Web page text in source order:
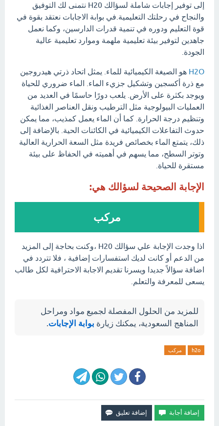
إلى توفير إجابات شاملة لسؤالك H20 نتمنى لك التوفيق
والنجاح في رحلتك التعليمية.في بوابة الاجابات نعتقد بقوة في
قوة التعليم ودوره في تنمية قدرات الدارسين، وكما نعمل
جاهدين لتوفير بيئة تعليمية ملهمة وموارد تعليمية عالية
الجودة.
H2O هو الصيغة الكيميائية للماء. يمثل اتحاد ذرتي هيدروجين
مع ذرة أكسجين وتشكيل جزيء الماء. الماء ضروري للحياة
ويوجد بكثرة على الأرض. يلعب دورًا حاسمًا في العديد من
العمليات البيولوجية مثل الترطيب ونقل العناصر الغذائية
وتنظيم درجة الحرارة. كما أن الماء يعمل كمذيب، مما يمكن
حدوث التفاعلات الكيميائية في الكائنات الحية. بالإضافة إلى
ذلك، يتمتع الماء بخصائص فريدة مثل السعة الحرارية العالية
وتوتر السطح، مما يسهم في أهميته في الحفاظ على بيئة
مستقرة للحياة.
الإجابة الصحيحة لسؤالك هي:
مركب
اذا وجدت الإجابة علي سؤالك H20 ،وكنت بحاجة إلى المزيد
من الدعم أو كانت لديك استفسارات إضافية ، فلا تتردد في
اضافة سؤالاً جديدا ويسرنا تقديم الاجابة الاحترافية لكل طالب
يسعى للمعرفة والتعلم.
للمزيد من الحلول المفصلة لجميع مواد ومراحل
المناهج السعودية، يمكنك زيارة بوابة الإجابات.
h2o مركب